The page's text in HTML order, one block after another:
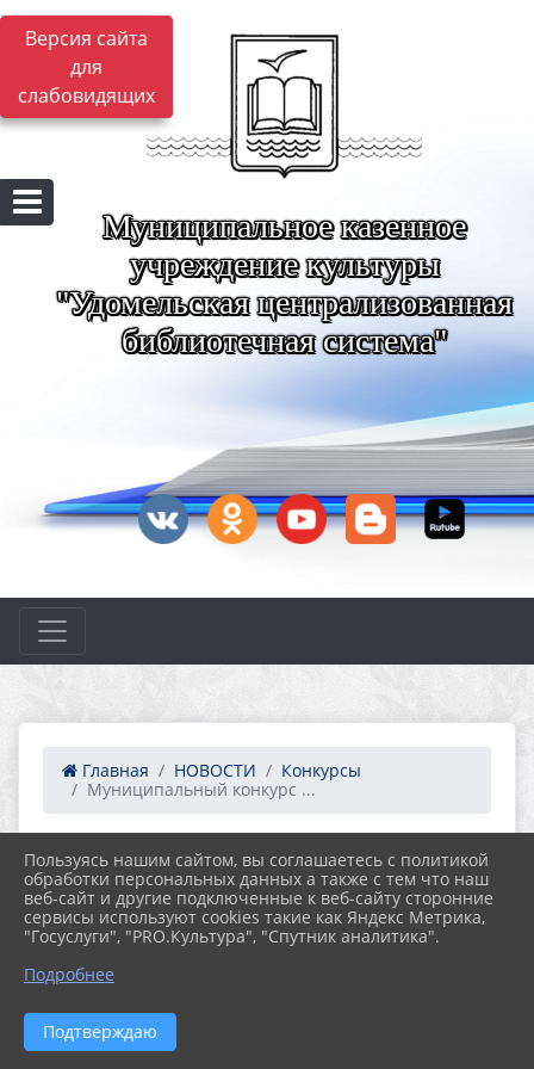
Версия сайта
для
слабовидящих
Муниципальное казенное
учреждение культуры
"Удомельская централизованная
библиотечная система"
Главная НОВОСТИ
Конкурсы
Муниципальный конкурс ...
26.06.2024 14:57 65
МУНИЦИПАЛЬНЫЙ КОНКУРС
ДЕКОРАТИВНО-ПРИКЛАДНОГО
ТВОРЧЕСТВА И ИЗОБРАЗИТЕЛЬНОГО
ИСКУССТВА СРЕДИ ПЕРВИЧНЫХ
ВЕТЕРАНСКИХ ОРГАНИЗАЦИЙ
Пользуясь нашим сайтом, вы соглашаетесь с политикой
обработки персональных данных а также с тем что наш
веб-сайт и другие подключенные к веб-сайту сторонние
сервисы используют cookies такие как Яндекс Метрика,
"Госуслуги", "PRO.Культура", "Спутник аналитика".
Подробнее
Подтверждаю